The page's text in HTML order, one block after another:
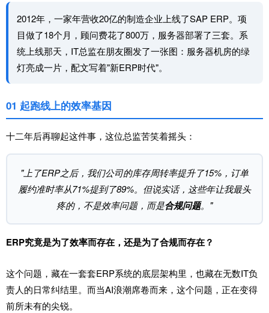
2012年，一家年营收20亿的制造企业上线了SAP ERP。项
目做了18个月，顾问费花了800万，服务器部署了三套。系
统上线那天，IT总监在朋友圈发了一张图：服务器机房的绿
灯亮成一片，配文写着"新ERP时代"。
01 起跑线上的效率基因
十二年后再聊起这件事，这位总监苦笑着摇头：
"上了ERP之后，我们公司的库存周转率提升了15%，订单
履约准时率从71%提到了89%。但说实话，这些年让我最头
疼的，不是效率问题，而是合规问题。"
ERP究竟是为了效率而存在，还是为了合规而存在？
这个问题，藏在一套套ERP系统的底层架构里，也藏在无数IT负
责人的日常纠结里。而当AI浪潮席卷而来，这个问题，正在变得
前所未有的尖锐。